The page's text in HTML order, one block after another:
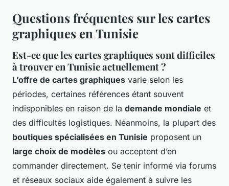
Questions fréquentes sur les cartes
graphiques en Tunisie
Est-ce que les cartes graphiques sont difficiles
à trouver en Tunisie actuellement ?
L’offre de cartes graphiques varie selon les
périodes, certaines références étant souvent
indisponibles en raison de la demande mondiale et
des difficultés logistiques. Néanmoins, la plupart des
boutiques spécialisées en Tunisie proposent un
large choix de modèles ou acceptent d’en
commander directement. Se tenir informé via forums
et réseaux sociaux aide également à suivre les